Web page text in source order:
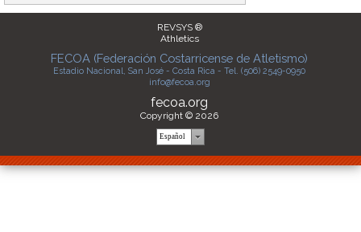
REVSYS ®
Athletics
FECOA (Federación Costarricense de Atletismo)
Estadio Nacional, San José - Costa Rica - Tel. (506) 2549-0950
info@fecoa.org
fecoa.org
Copyright © 2026